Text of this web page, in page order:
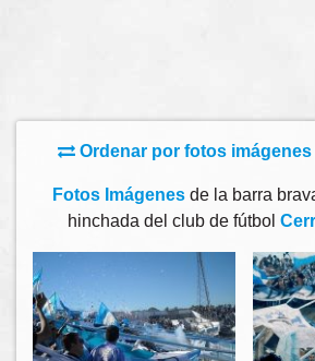
Ordenar por fotos imágenes
Fotos Imágenes de la barra
hinchada del club de fútbol